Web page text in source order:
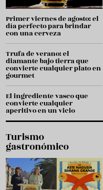
Primer viernes de agosto: el
día perfecto para brindar
con una cerveza
Trufa de verano: el
diamante bajo tierra que
convierte cualquier plato en
gourmet
El ingrediente vasco que
convierte cualquier
aperitivo en un vicio
Turismo
gastronómico